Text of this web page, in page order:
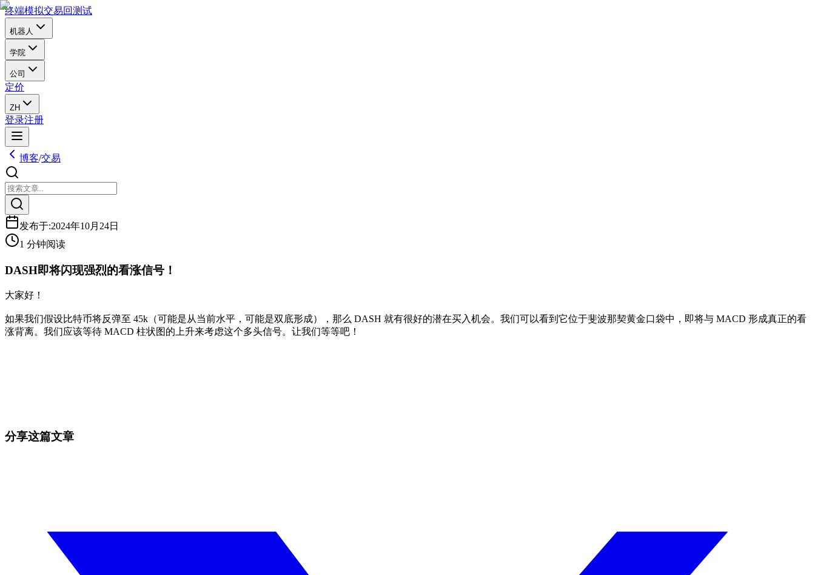
终端模拟交易回测试
机器人
学院
公司
定价
ZH
登录注册
博客/交易
发布于:2024年10月24日
1 分钟阅读
DASH即将闪现强烈的看涨信号！
大家好！
如果我们假设比特币将反弹至 45k（可能是从当前水平，可能是双底形成），那么 DASH 就有很好的潜在买入机会。我们可以看到它位于斐波那契黄金口袋中，即将与 MACD 形成真正的看
涨背离。我们应该等待 MACD 柱状图的上升来考虑这个多头信号。让我们等等吧！
分享这篇文章